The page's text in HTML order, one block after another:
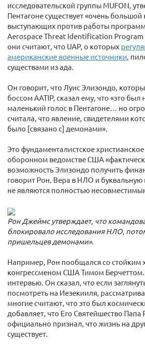
исследовательской группы MUFON,
Пентагоне существует «очень
выступающих против работы
Aerospace Threat Identification Program
они считают, что UAP, о которых
американские военные источники,
существами из ада.
Он говорит, что Луис Элизондо,
боссом AATIP, сказал ему, что «это был
маленький голос в Пентагоне… но
считала, что явление, свидетелями
было [связано с] демонами».
Это фундаменталистское
оборонном ведомстве США
возможность Элизондо получить
говорит Рон. Вера в НЛО и буквальную
не являются полностью
Рон Джеймс утверждает, что
блокировало исследования НЛО,
пришельцев демонами».
Например, Рон пообщался со стойким
конгрессменом США Тимом Берчеттом.
интервью. Он сказал, что если
посмотреть на Иезекииля,
многие считают, что это был
добавляет, что Его Святейшество Папа
официально признал, что жизнь на
существует.